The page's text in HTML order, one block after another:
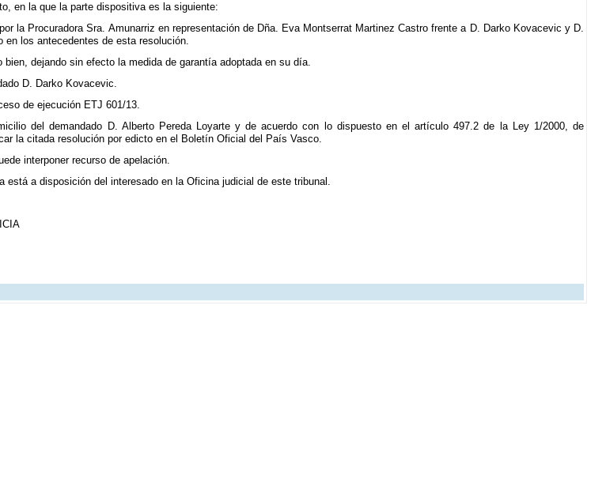
en la que la parte dispositiva es la siguiente:
la Procuradora Sra. Amunarriz en representación de Dña. Eva Montserrat Martinez Castro frente a D. Darko Kovacevic y D.
en los antecedentes de esta resolución.
dejando sin efecto la medida de garantía adoptada en su día.
D. Darko Kovacevic.
de ejecución ETJ 601/13.
del demandado D. Alberto Pereda Loyarte y de acuerdo con lo dispuesto en el artículo 497.2 de la Ley 1/2000, de
la citada resolución por edicto en el Boletín Oficial del País Vasco.
interponer recurso de apelación.
está a disposición del interesado en la Oficina judicial de este tribunal.